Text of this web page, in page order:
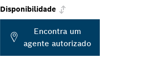
Disponibilidade
Encontra um
agente autorizado